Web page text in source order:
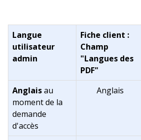
Langue
utilisateur
admin
Fiche client :
Champ
"Langues des
PDF"
Anglaisau
moment de la
demande
d'accès
Anglais